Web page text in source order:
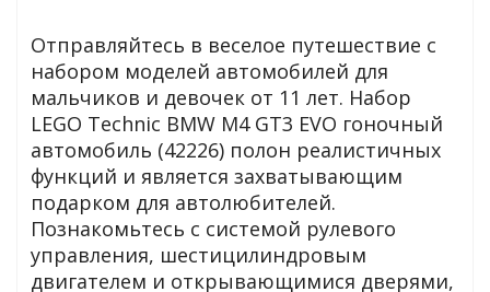
Отправляйтесь в веселое путешествие с
набором моделей автомобилей для
мальчиков и девочек от 11 лет. Набор
LEGO Technic BMW M4 GT3 EVO гоночный
автомобиль (42226) полон реалистичных
функций и является захватывающим
подарком для автолюбителей.
Познакомьтесь с системой рулевого
управления, шестицилиндровым
двигателем и открывающимися дверями,